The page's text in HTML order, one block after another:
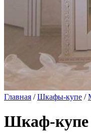
Главная /Шкафы-купе /
Шкаф-купе